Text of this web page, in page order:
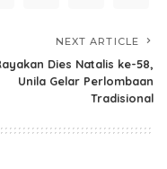
NEXT ARTICLE
Dies Natalis ke-58,
Unila Gelar Perlombaan
Tradisional